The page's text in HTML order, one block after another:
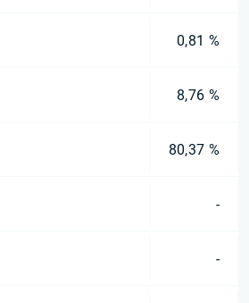
0,81 %
8,76 %
80,37 %
-
-